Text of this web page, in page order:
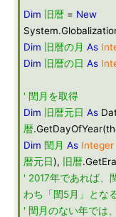
Dim 旧暦 = New
Dim
旧暦の月 As
Dim
旧暦の日 As
' 閏月を取得
Dim
旧暦元日 As
暦
Dim 閏月 As Integer
暦元日), 旧暦
' 2017年であれば、
わち「閏5月」となる
' 閏月のない年では